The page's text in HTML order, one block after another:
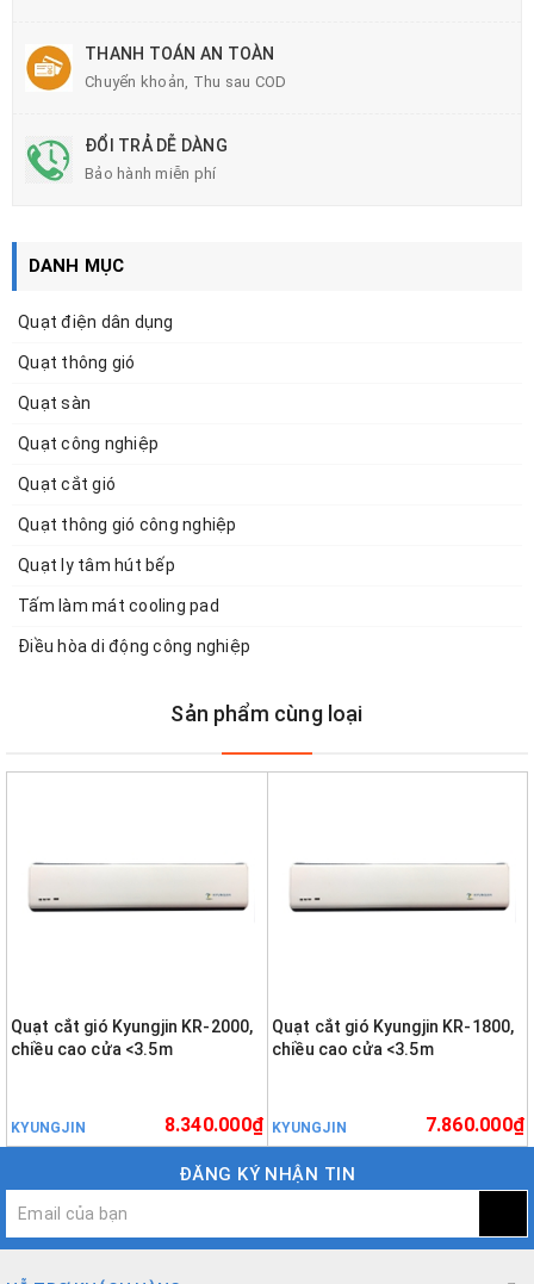
THANH TOÁN AN TOÀN
Chuyển khoản, Thu sau COD
ĐỔI TRẢ DỄ DÀNG
Bảo hành miễn phí
DANH MỤC
Quạt điện dân dụng
Quạt thông gió
Quạt sàn
Quạt công nghiệp
Quạt cắt gió
Quạt thông gió công nghiệp
Quạt ly tâm hút bếp
Tấm làm mát cooling pad
Điều hòa di động công nghiệp
Sản phẩm cùng loại
Quạt cắt gió Kyungjin KR-2000,
chiều cao cửa <3.5m
KYUNGJIN 8.340.000₫
Quạt cắt gió Kyungjin KR-1800,
chiều cao cửa <3.5m
KYUNGJIN 7.860.000₫
ĐĂNG KÝ NHẬN TIN